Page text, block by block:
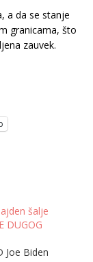
a da se stanje
granicama, što
zauvek.
šalje
DUGOG
Joe Biden